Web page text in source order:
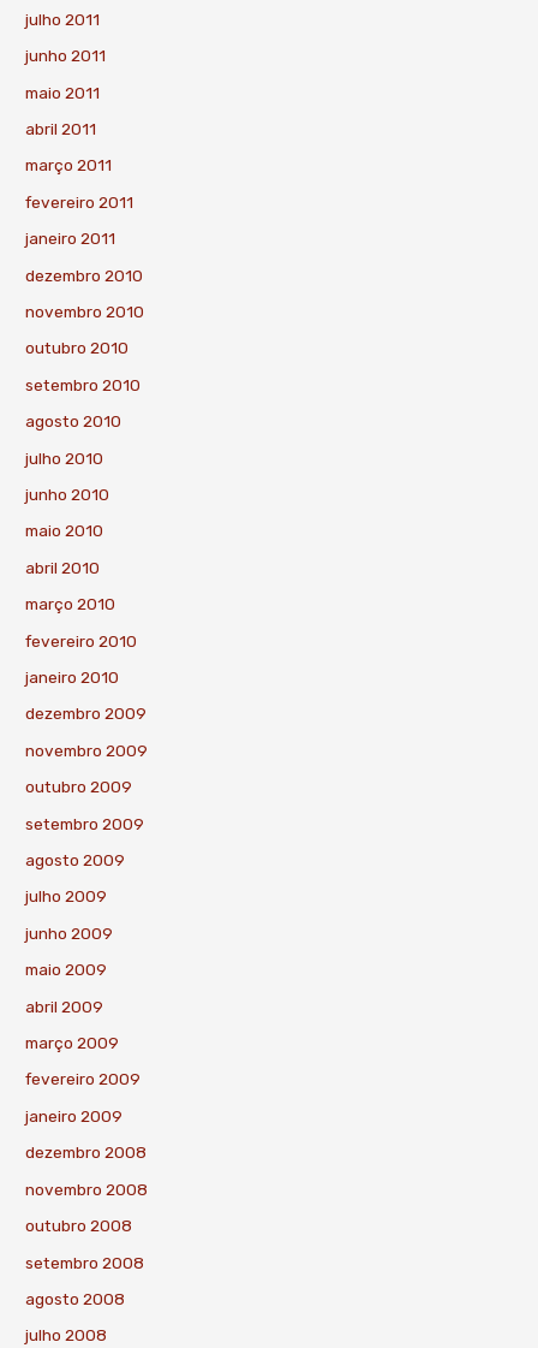
julho 2011
junho 2011
maio 2011
abril 2011
março 2011
fevereiro 2011
janeiro 2011
dezembro 2010
novembro 2010
outubro 2010
setembro 2010
agosto 2010
julho 2010
junho 2010
maio 2010
abril 2010
março 2010
fevereiro 2010
janeiro 2010
dezembro 2009
novembro 2009
outubro 2009
setembro 2009
agosto 2009
julho 2009
junho 2009
maio 2009
abril 2009
março 2009
fevereiro 2009
janeiro 2009
dezembro 2008
novembro 2008
outubro 2008
setembro 2008
agosto 2008
julho 2008